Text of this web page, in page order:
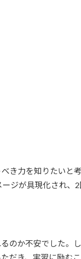
き力を知りたいと
ジが具現化され、
のか不安でした。